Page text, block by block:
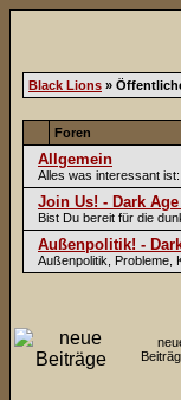
Black Lions »
Foren
Allgemein
Alles was interessant
Join Us! - Dark
Bist Du bereit für die
Außenpolitik! -
Außenpolitik, Probleme,